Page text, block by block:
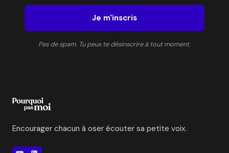
Je m'inscris
Pas de spam. Tu peux te désinscrire à tout moment.
Encourager chacun à oser écouter sa petite voix.